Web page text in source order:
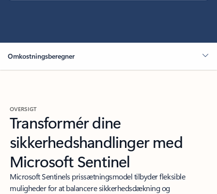
Omkostningsberegner
OVERSIGT
Transformér dine
sikkerhedshandlinger med
Microsoft Sentinel
Microsoft Sentinels prissætningsmodel tilbyder fleksible
muligheder for at balancere sikkerhedsdækning og